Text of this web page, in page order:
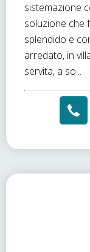
sistemazione
soluzione che
splendido e
arredato, in
servita, a so...